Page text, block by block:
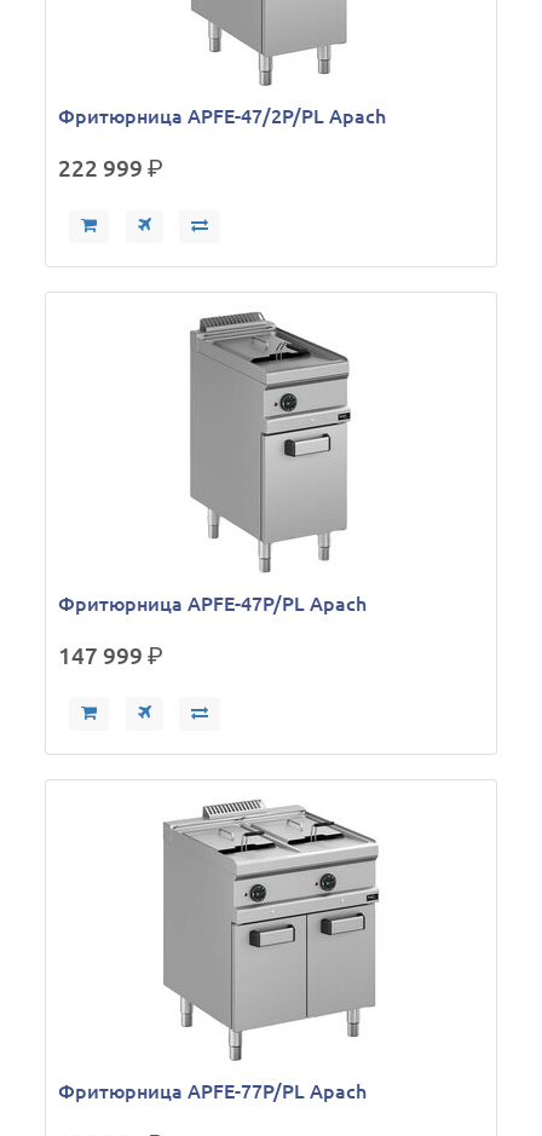
Фритюрница APFE-47/2P/PL Apach
222 999р.
Фритюрница APFE-47P/PL Apach
147 999р.
Фритюрница APFE-77P/PL Apach